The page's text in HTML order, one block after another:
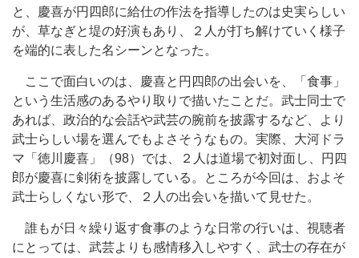
と、慶喜が円四郎に給仕の作法を指導したのは史実らしい
が、草なぎと堤の好演もあり、２人が打ち解けていく様子
を端的に表した名シーンとなった。
ここで面白いのは、慶喜と円四郎の出会いを、「食事」
という生活感のあるやり取りで描いたことだ。武士同士で
あれば、政治的な会話や武芸の腕前を披露するなど、より
武士らしい場を選んでもよさそうなもの。実際、大河ドラ
マ「徳川慶喜」（98）では、２人は道場で初対面し、円四
郎が慶喜に剣術を披露している。ところが今回は、およそ
武士らしくない形で、２人の出会いを描いて見せた。
誰もが日々繰り返す食事のような日常の行いは、視聴者
にとっては、武芸よりも感情移入しやすく、武士の存在が